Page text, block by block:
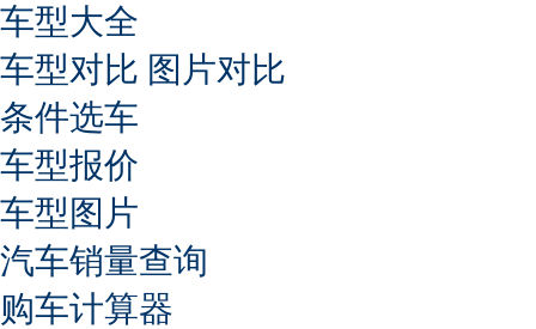
车型大全
车型对比 图片对比
条件选车
车型报价
车型图片
汽车销量查询
购车计算器